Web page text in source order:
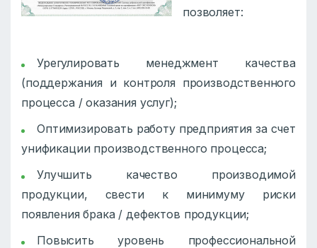
позволяет:
Урегулировать менеджмент качества
(поддержания и контроля производственного
процесса / оказания услуг);
Оптимизировать работу предприятия за счет
унификации производственного процесса;
Улучшить качество производимой
продукции, свести к минимуму риски
появления брака / дефектов продукции;
Повысить уровень профессиональной